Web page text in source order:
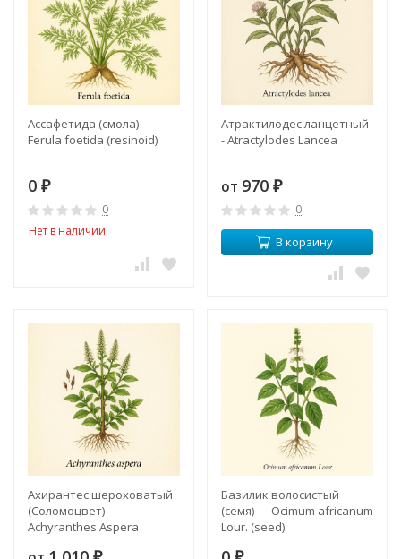
Ассафетида (смола) -
Ferula foetida (resinoid)
0 ₽
0
Нет в наличии
Атрактилодес ланцетный
- Atractylodes Lancea
от 970 ₽
0
В корзину
Ахирантес шероховатый
(Соломоцвет) -
Achyranthes Aspera
₽
Базилик волосистый
(семя) — Ocimum africanum
Lour. (seed)
₽